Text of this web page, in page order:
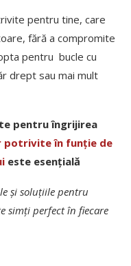
pentru tine, care
fără a compromite
pentru bucle cu
drept sau mai mult
pentru îngrijirea
potrivite în funție de
este esențială
și soluțiile pentru
simți perfect în fiecare